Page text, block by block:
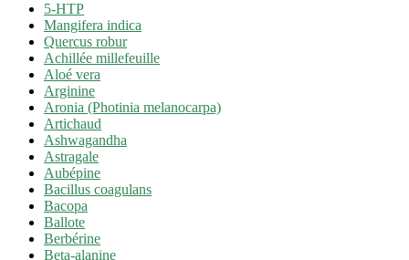
5-HTP
Mangifera indica
Quercus robur
Achillée millefeuille
Aloé vera
Arginine
Aronia (Photinia melanocarpa)
Artichaud
Ashwagandha
Astragale
Aubépine
Bacillus coagulans
Bacopa
Ballote
Berbérine
Beta-alanine